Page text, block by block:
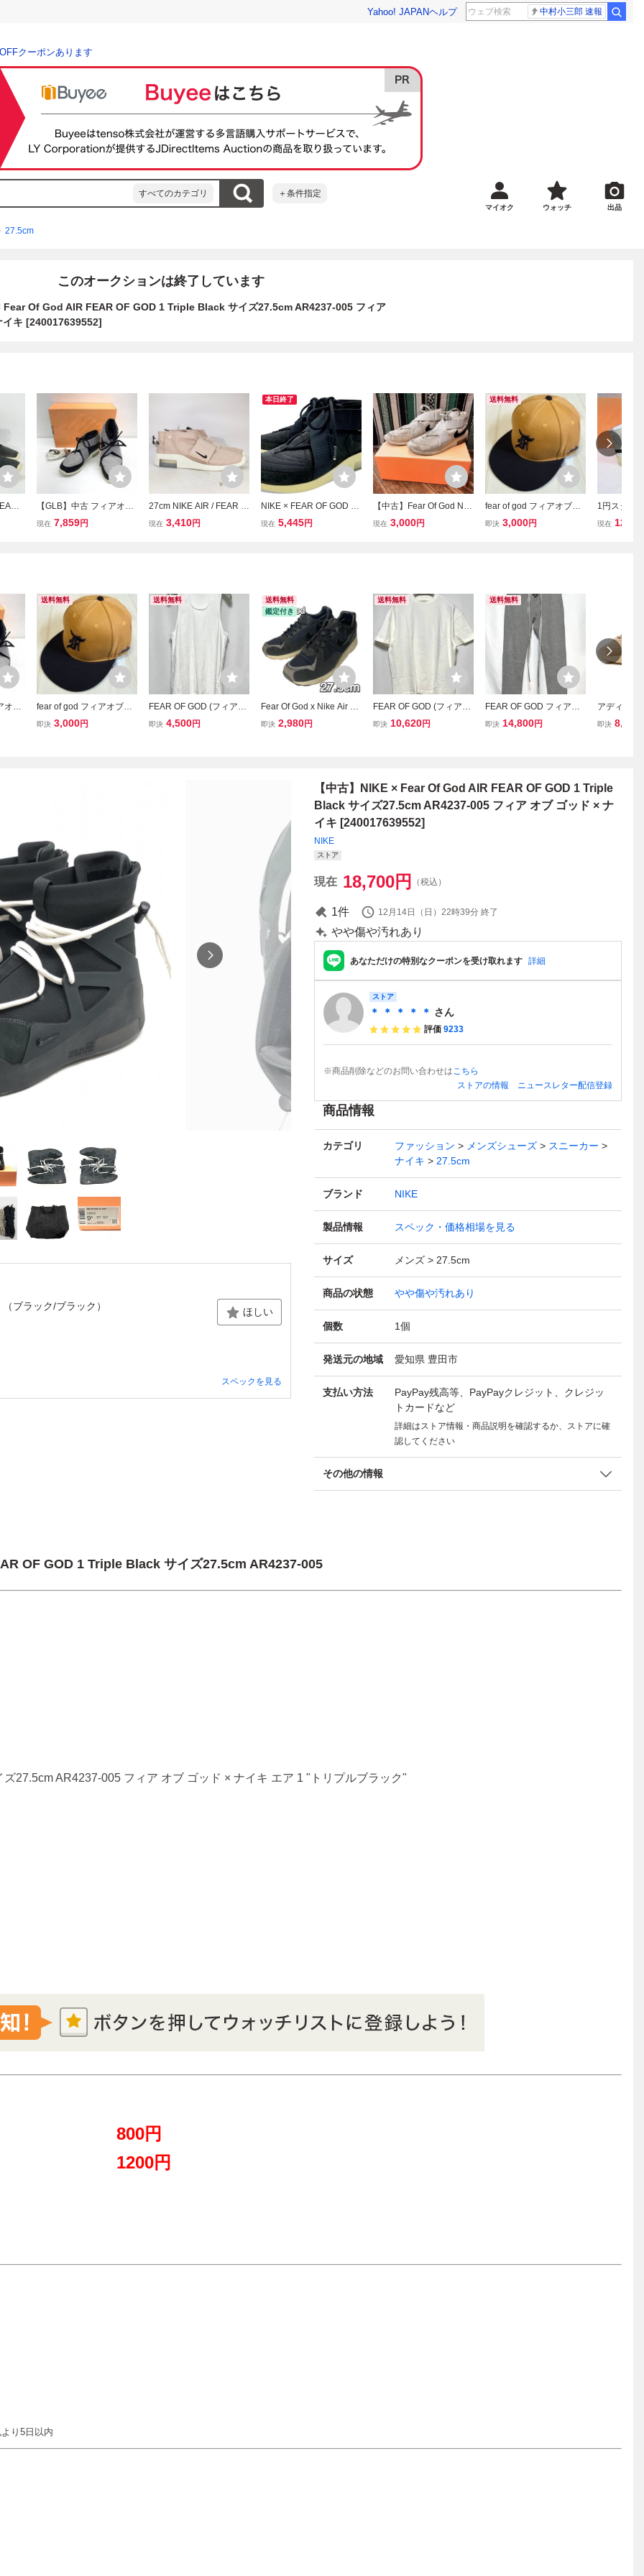
Yahoo! JAPANヘルプ 中村小三郎 速報
クーポンあります
すべてのカテゴリ ＋条件指定
マイオク ウォッチ 出品
27.5cm
このオークションは終了しています
Fear Of God AIR FEAR OF GOD 1 Triple Black サイズ27.5cm AR4237-005 フィア
イキ [240017639552]
【GLB】中古 フィアオブ
ゴッド AT8087-003 Fear
現在 7,859円
27cm NIKE AIR / FEAR O
F GOD MOC AT8086-200
現在 3,410円
本日終了
NIKE × FEAR OF GOD ナ
イキ フィアオブゴッド AI
現在 5,445円
【中古】Fear Of God Nik
e Air Raid Light Bone ナ
現在 3,000円
送料無料
fear of god フィアオブゴ
ッド キャップ キャメル
即決 3,000円
1円スター
× Nike Air
現在 12
オブ
送料無料
fear of god フィアオブゴ
ッド キャップ キャメル
即決 3,000円
送料無料
FEAR OF GOD (フィアオ
ブゴッド) バックロゴ タ
即決 4,500円
送料無料
鑑定付き
Fear Of God x Nike Air Sk
ylon 2 ブラック 27.5cm
即決 2,980円
送料無料
FEAR OF GOD (フィアオ
ブゴッド) バックロゴTシ
即決 10,620円
送料無料
FEAR OF GOD フィアオ
ブゴッド SIXTH COLLEC
即決 14,800円
アディダス
フィアオブ
即決 8,480
ブラック/ブラック） ほしい
スペックを見る
【中古】NIKE × Fear Of God AIR FEAR OF GOD 1 Triple
Black サイズ27.5cm AR4237-005 フィア オブ ゴッド × ナ
イキ [240017639552]
NIKE
ストア
現在 18,700円 （税込）
1件 12月14日（日）22時39分 終了
やや傷や汚れあり
あなただけの特別なクーポンを受け取れます 詳細
ストア
＊ ＊ ＊ ＊ ＊ さん
評価 9233
※商品削除などのお問い合わせはこちら
ストアの情報
ニュースレター配信登録
商品情報
カテゴリ ファッション メンズシューズ
スニーカー
ナイキ
27.5cm
ブランド NIKE
製品情報 スペック・価格相場を見る
サイズ メンズ 27.5cm
商品の状態 やや傷や汚れあり
個数 1個
発送元の地域 愛知県 豊田市
支払い方法
PayPay残高等、PayPayクレジット、クレジッ
トカードなど
詳細はストア情報・商品説明を確認するか、ストアに確
認してください
その他の情報